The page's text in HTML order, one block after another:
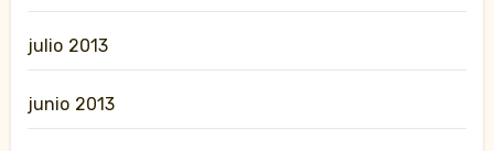
julio 2013
junio 2013